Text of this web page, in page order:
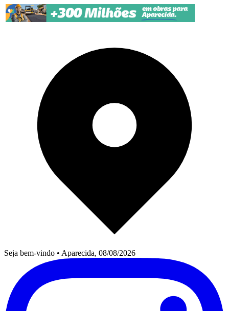
Pular para o conteúdo
Seja bem-vindo • Aparecida, 08/08/2026